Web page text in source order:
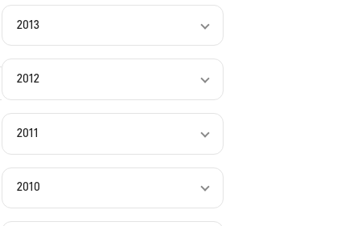
2013
2012
2011
2010